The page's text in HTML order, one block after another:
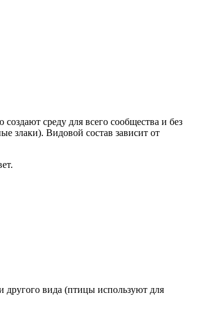
среду для всего сообщества и без
злаки). Видовой состав зависит от
другого вида (птицы используют для